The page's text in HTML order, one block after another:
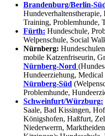
Brandenburg/Berlin-
Training, Problemhunde,
Fürth: Hundeschule,
Welpenschule, Social
Nürnberg:
mobile Katzenfriseurin,
Nürnberg-Nord
Hundeerziehung,
Nürnberg-Süd
Problemhunde,
Schweinfurt/Würzburg:
Saale, Bad Kissingen,
Königshofen, Haßfurt,
Niederwerrn,